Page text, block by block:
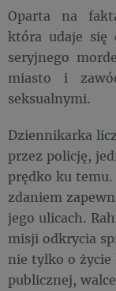
Oparta na
która udaje się
seryjnego
miasto i
seksualnymi.
Dziennikarka
przez policję,
prędko ku temu.
zdaniem
jego ulicach.
misji odkrycia
nie tylko o życie
publicznej,